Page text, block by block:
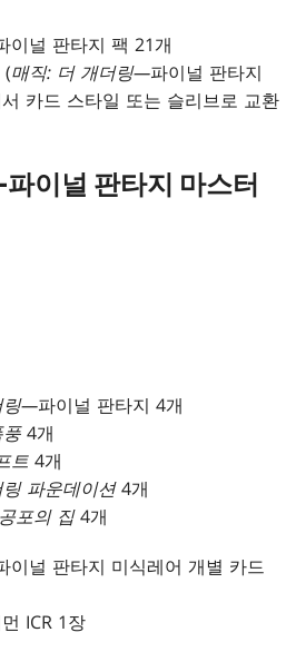
이널 판타지 팩 21개
(매직: 더 개더링—파이널 판타지
카드 스타일 또는 슬리브로 교환
이널 판타지 마스터
링—파이널 판타지 4개
4개
트 4개
파운데이션4개
포의 집4개
이널 판타지 미식레어 개별 카드
ICR 1장